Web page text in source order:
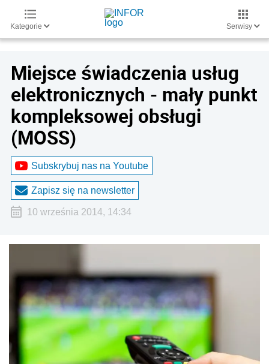
Kategorie Serwisy
Miejsce świadczenia usług
elektronicznych - mały punkt
kompleksowej obsługi
(MOSS)
Subskrybuj nas na Youtube
Zapisz się na newsletter
10 września 2014, 14:34